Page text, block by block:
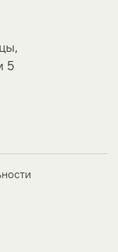
5